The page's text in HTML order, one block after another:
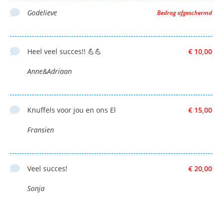
Bedrag afgeschermd
Godelieve
€ 10,00
Heel veel succes!! 💪💪
Anne&Adriaan
€ 15,00
Knuffels voor jou en ons El
Fransien
€ 20,00
Veel succes!
Sonja